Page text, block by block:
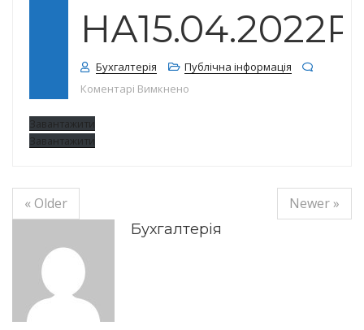
НА15.04.2022Р.
Бухгалтерія
Публічна інформація
Коментарі Вимкнено
Завантажити
Завантажити
« Older
Newer »
Бухгалтерія